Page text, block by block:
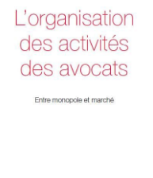
La justice en voie de
déshumanisation